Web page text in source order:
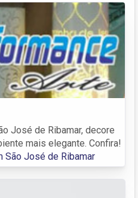
José de Ribamar, decore
mais elegante. Confira!
São José de Ribamar